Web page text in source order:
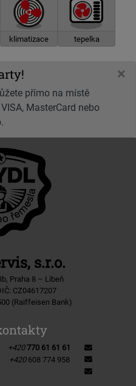
klimatizace tepelka
×
přímo na místě
MasterCard nebo
s.r.o.
Praha 8 – Libeň
CZ04617207
(Raiffeisen Bank)
+420770 61 61 61
+420608 774 958